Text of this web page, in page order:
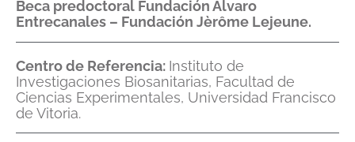
Beca predoctoral Fundación Alvaro
Entrecanales – Fundación Jèrôme Lejeune.
Centro de Referencia: Instituto de
Investigaciones Biosanitarias, Facultad de
Ciencias Experimentales, Universidad Francisco
de Vitoria.